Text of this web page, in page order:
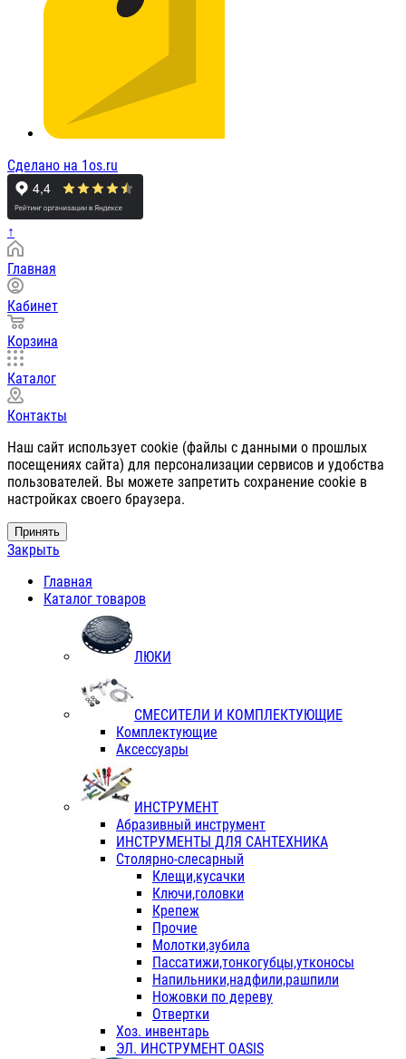
Сделано на 1os.ru
↑
Главная
Кабинет
Корзина
Каталог
Контакты
Наш сайт использует cookie (файлы с данными о прошлых
посещениях сайта) для персонализации сервисов и удобства
пользователей. Вы можете запретить сохранение cookie в
настройках своего браузера.
Принять
Закрыть
Главная
Каталог товаров
ЛЮКИ
СМЕСИТЕЛИ И КОМПЛЕКТУЮЩИЕ
Комплектующие
Аксессуары
ИНСТРУМЕНТ
Абразивный инструмент
ИНСТРУМЕНТЫ ДЛЯ САНТЕХНИКА
Столярно-слесарный
Клещи,кусачки
Ключи,головки
Крепеж
Прочие
Молотки,зубила
Пассатижи,тонкогубцы,утконосы
Напильники,надфили,рашпили
Ножовки по дереву
Отвертки
Хоз. инвентарь
ЭЛ. ИНСТРУМЕНТ OASIS